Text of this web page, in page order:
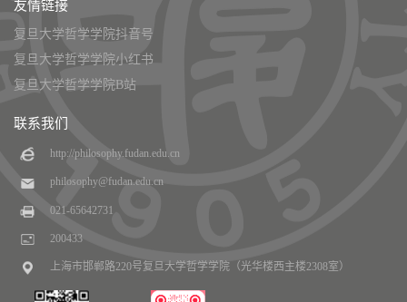
友情链接
复旦大学哲学学院抖音号
复旦大学哲学学院小红书
复旦大学哲学学院B站
联系我们
http://philosophy.fudan.edu.cn
philosophy@fudan.edu.cn
021-65642731
200433
上海市邯郸路220号复旦大学哲学学院（光华楼西主楼2308室）